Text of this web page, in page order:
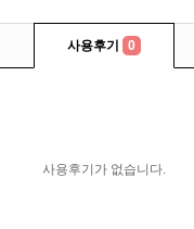
사용후기 0
사용후기가 없습니다.